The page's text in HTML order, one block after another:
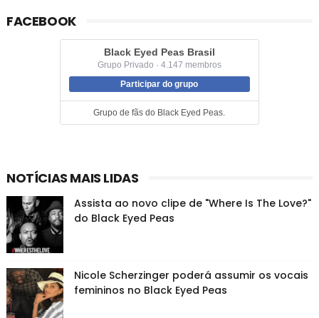
FACEBOOK
Black Eyed Peas Brasil
Grupo Privado · 4.147 membros
Participar do grupo
Grupo de fãs do Black Eyed Peas.
NOTÍCIAS MAIS LIDAS
Assista ao novo clipe de "Where Is The Love?"
do Black Eyed Peas
Nicole Scherzinger poderá assumir os vocais
femininos no Black Eyed Peas